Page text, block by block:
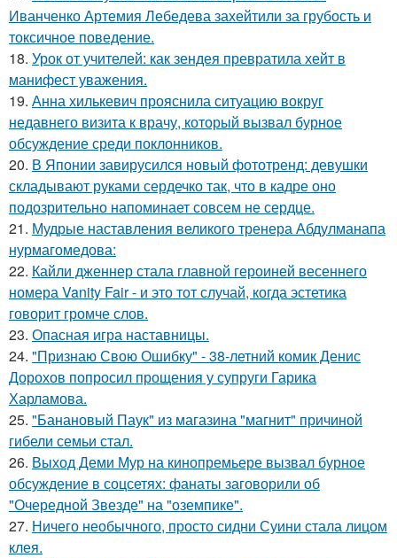
Иванченко Артемия Лебедева захейтили за грубость и
токсичное поведение.
18. Урок от учителей: как зендея превратила хейт в
манифест уважения.
19. Анна хилькевич прояснила ситуацию вокруг
недавнего визита к врачу, который вызвал бурное
обсуждение среди поклонников.
20. В Японии завирусился новый фототренд: девушки
складывают руками сердечко так, что в кадре оно
подозрительно напоминает совсем не сердце.
21. Мудрые наставления великого тренера Абдулманапа
нурмагомедова:
22. Кайли дженнер стала главной героиней весеннего
номера Vanity Fair - и это тот случай, когда эстетика
говорит громче слов.
23. Опасная игра наставницы.
24. "Признаю Свою Ошибку" - 38-летний комик Денис
Дорохов попросил прощения у супруги Гарика
Харламова.
25. "Банановый Паук" из магазина "магнит" причиной
гибели семьи стал.
26. Выход Деми Мур на кинопремьере вызвал бурное
обсуждение в соцсетях: фанаты заговорили об
"Очередной Звезде" на "оземпике".
27. Ничего необычного, просто сидни Суини стала лицом
клея.